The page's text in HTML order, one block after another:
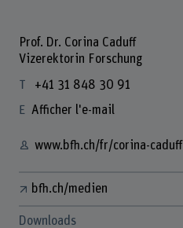
Prof. Dr. Corina Caduff
Vizerektorin Forschung
+41 31 848 30 91
Afficher l'e-mail
www.bfh.ch/fr/corina-caduff
bfh.ch/medien
Downloads